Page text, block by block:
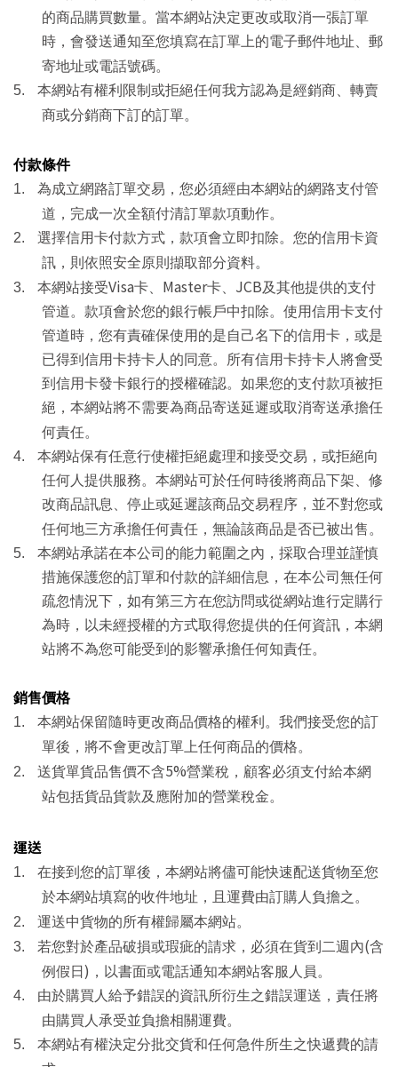
的商品購買數量。當本網站決定更改或取消一張訂單
時，會發送通知至您填寫在訂單上的電子郵件地址、郵
寄地址或電話號碼。
5.
本網站有權利限制或拒絕任何我方認為是經銷商、轉賣
商或分銷商下訂的訂單。
付款條件
1.
為成立網路訂單交易，您必須經由本網站的網路支付管
道，完成一次全額付清訂單款項動作。
2.
選擇信用卡付款方式，款項會立即扣除。您的信用卡資
訊，則依照安全原則擷取部分資料。
3.
本網站接受Visa卡、 Master卡、 JCB及其他提供的支付
管道。款項會於您的銀行帳戶中扣除。使用信用卡支付
管道時，您有責確保使用的是自己名下的信用卡，或是
已得到信用卡持卡人的同意。所有信用卡持卡人將會受
到信用卡發卡銀行的授權確認。如果您的支付款項被拒
絕，本網站將不需要為商品寄送延遲或取消寄送承擔任
何責任。
4.
本網站保有任意行使權拒絕處理和接受交易，或拒絕向
任何人提供服務。本網站可於任何時後將商品下架、修
改商品訊息、停止或延遲該商品交易程序，並不對您或
任何地三方承擔任何責任，無論該商品是否已被出售。
5.
本網站承諾在本公司的能力範圍之內，採取合理並謹慎
措施保護您的訂單和付款的詳細信息，在本公司無任何
疏忽情況下，如有第三方在您訪問或從網站進行定購行
為時，以未經授權的方式取得您提供的任何資訊，本網
站將不為您可能受到的影響承擔任何知責任。
銷售價格
1.
本網站保留隨時更改商品價格的權利。我們接受您的訂
單後，將不會更改訂單上任何商品的價格。
2.
送貨單貨品售價不含5%營業稅，顧客必須支付給本網
站包括貨品貨款及應附加的營業稅金。
運送
1.
在接到您的訂單後，本網站將儘可能快速配送貨物至您
於本網站填寫的收件地址，且運費由訂購人負擔之。
2.
運送中貨物的所有權歸屬本網站。
3.
若您對於產品破損或瑕疵的請求，必須在貨到二週內(含
例假日 ) ，以書面或電話通知本網站客服人員。
4.
由於購買人給予錯誤的資訊所衍生之錯誤運送，責任將
由購買人承受並負擔相關運費。
5.
本網站有權決定分批交貨和任何急件所生之快遞費的請